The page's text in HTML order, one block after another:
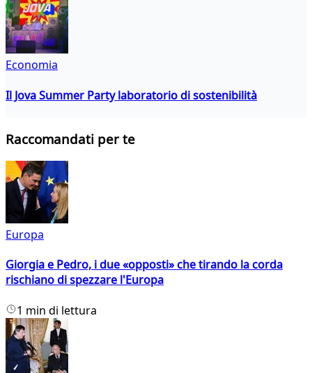
Economia
Il Jova Summer Party laboratorio di sostenibilità
Raccomandati per te
Europa
Giorgia e Pedro, i due «opposti» che tirando la corda
rischiano di spezzare l'Europa
1 min di lettura